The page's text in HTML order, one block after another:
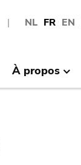
NL FR EN
À propos